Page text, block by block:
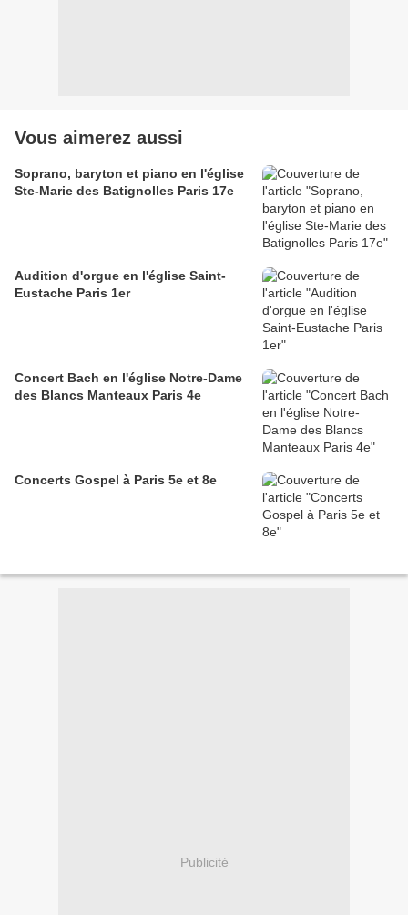
Vous aimerez aussi
Soprano, baryton et piano en l'église
Ste-Marie des Batignolles Paris 17e
Audition d'orgue en l'église Saint-
Eustache Paris 1er
Concert Bach en l'église Notre-Dame
des Blancs Manteaux Paris 4e
Concerts Gospel à Paris 5e et 8e
Publicité